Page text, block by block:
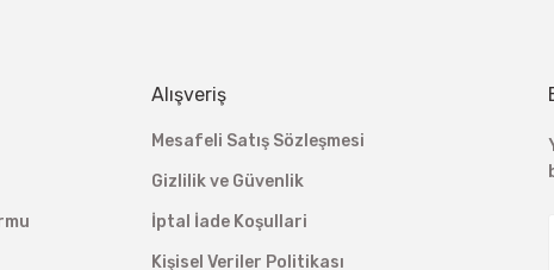
Alışveriş
Mesafeli Satış Sözleşmesi
Gizlilik ve Güvenlik
İptal İade Koşullari
Kişisel Veriler Politikası